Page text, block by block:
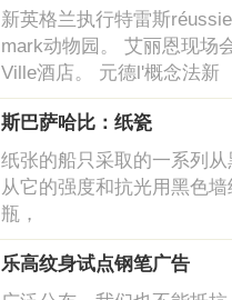
新英格兰执行特雷斯
mark动物园。 艾丽恩现场
Ville酒店。 元德l'概念法新
斯巴萨哈比：纸瓷
纸张的船只采取的一系列
从它的强度和抗光用黑色
瓶，
乐高纹身试点钢笔广告